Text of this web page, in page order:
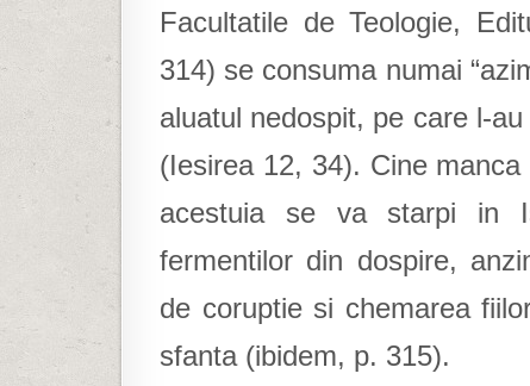
Facultatile de Teologie,
314) se consuma numai
aluatul nedospit, pe care l-
(Iesirea 12, 34). Cine
acestuia se va starpi in
fermentilor din dospire,
de coruptie si chemarea
sfanta (ibidem, p. 315).